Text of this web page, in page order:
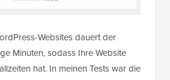
Websites dauert der
Minuten, sodass Ihre Website
hat. In meinen Tests war die